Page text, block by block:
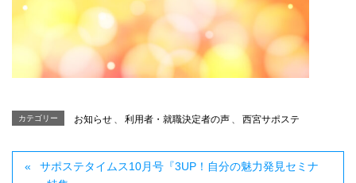
カテゴリー お知らせ 、 利用者・就職決定者の声 、 西宮サポステ
サポステタイムス10月号『3UP！自分の魅力発見セミナ